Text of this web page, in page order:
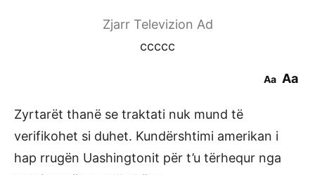
Zjarr Televizion Ad
ccccc
Aa Aa
Zyrtarët thanë se traktati nuk mund të
verifikohet si duhet. Kundërshtimi amerikan i
hap rrugën Uashingtonit për t’u tërhequr nga